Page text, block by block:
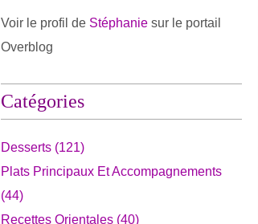
Voir le profil de Stéphanie sur le portail
Overblog
Catégories
Desserts (121)
Plats Principaux Et Accompagnements
(44)
Recettes Orientales (40)